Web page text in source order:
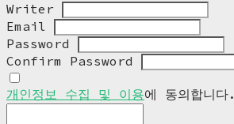
Writer
Email
Password
Confirm Password
개인정보 수집 및 이용에 동의합니다.